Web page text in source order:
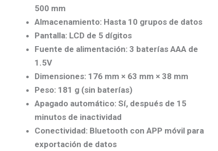
500 mm
Almacenamiento: Hasta 10 grupos de datos
Pantalla: LCD de 5 dígitos
Fuente de alimentación: 3 baterías AAA de
1.5V
Dimensiones: 176 mm × 63 mm × 38 mm
Peso: 181 g (sin baterías)
Apagado automático: Sí, después de 15
minutos de inactividad
Conectividad: Bluetooth con APP móvil para
exportación de datos